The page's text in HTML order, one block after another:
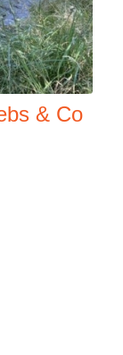
& Co